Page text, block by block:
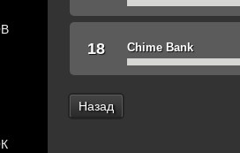
18 Chime Bank
Назад